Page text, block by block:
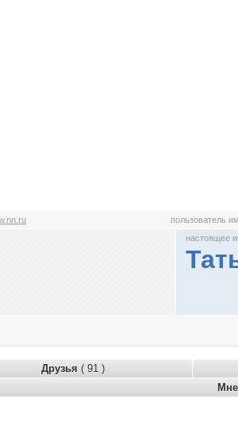
пользователь
настоящее
Друзья ( 91 )